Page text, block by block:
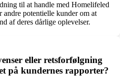
til at handle med Homelifeled
andre potentielle kunder om at
af deres dårlige oplevelser.
eller retsforfølgning
på kundernes rapporter?